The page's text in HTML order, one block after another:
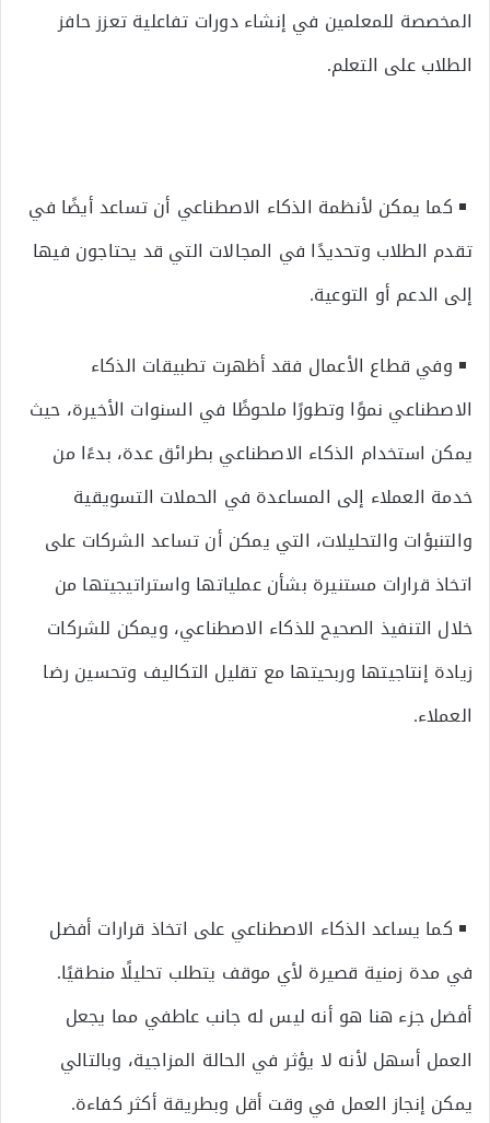
المخصصة للمعلمين في إنشاء دورات تفاعلية تعزز حافز
الطلاب على التعلم.
كما يمكن لأنظمة الذكاء الاصطناعي أن تساعد أيضًا في
تقدم الطلاب وتحديدًا في المجالات التي قد يحتاجون فيها
إلى الدعم أو التوعية.
وفي قطاع الأعمال فقد أظهرت تطبيقات الذكاء
الاصطناعي نموًا وتطورًا ملحوظًا في السنوات الأخيرة، حيث
يمكن استخدام الذكاء الاصطناعي بطرائق عدة، بدءًا من
خدمة العملاء إلى المساعدة في الحملات التسويقية
والتنبؤات والتحليلات، التي يمكن أن تساعد الشركات على
اتخاذ قرارات مستنيرة بشأن عملياتها واستراتيجيتها من
خلال التنفيذ الصحيح للذكاء الاصطناعي، ويمكن للشركات
زيادة إنتاجيتها وربحيتها مع تقليل التكاليف وتحسين رضا
العملاء.
كما يساعد الذكاء الاصطناعي على اتخاذ قرارات أفضل
في مدة زمنية قصيرة لأي موقف يتطلب تحليلًا منطقيًا.
أفضل جزء هنا هو أنه ليس له جانب عاطفي مما يجعل
العمل أسهل لأنه لا يؤثر في الحالة المزاجية، وبالتالي
يمكن إنجاز العمل في وقت أقل وبطريقة أكثر كفاءة.